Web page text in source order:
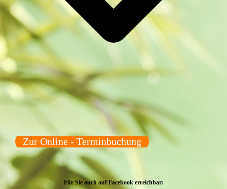
Zur Online - Terminbuchung
Für Sie auch auf Facebook erreichbar: